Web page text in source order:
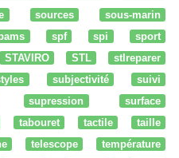
sources
sous-marin
spf spi
sport
STAVIRO STL
stlreparer
subjectivité
suivi
supression
surface
tabouret tactile
taille
telescope
température